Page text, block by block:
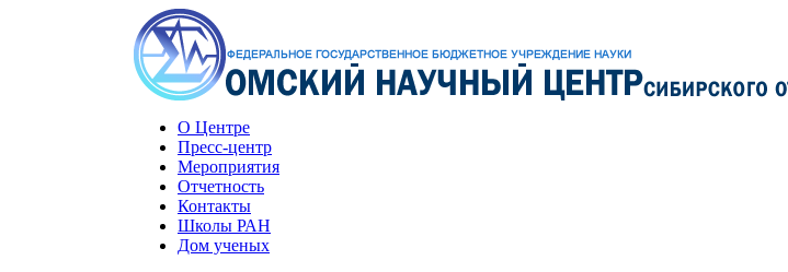
О Центре
Пресс-центр
Мероприятия
Отчетность
Контакты
Школы РАН
Дом ученых